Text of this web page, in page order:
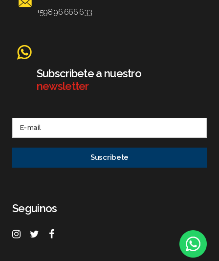
+598 96 666 633
Subscribete a nuestro
newsletter
Seguinos